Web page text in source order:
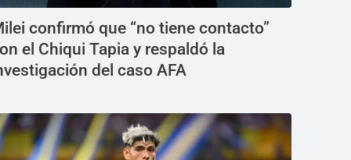
confirmó que “no tiene contacto”
el Chiqui Tapia y respaldó la
del caso AFA